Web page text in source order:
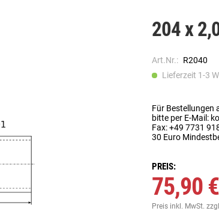
204 x
Art.Nr.: R2040
Lieferzeit 1-3
Für Bestellungen
bitte per E-Mail:
Fax: +49 7731
30 Euro
PREIS:
75,90 €
Preis inkl. MwSt.